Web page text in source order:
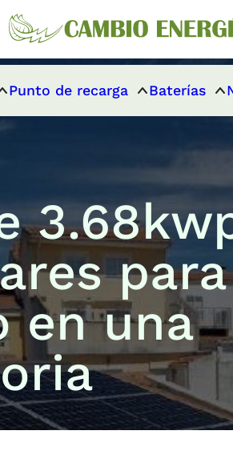
Punto de recarga Baterías
para
en una